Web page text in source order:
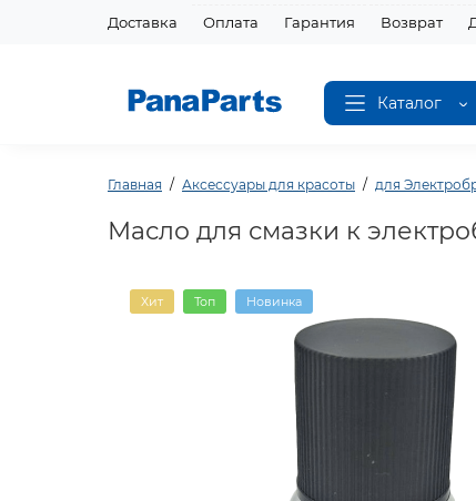
Доставка Оплата Гарантия Возврат
Каталог
Главная Аксессуары для красоты для
Масло для смазки к
Хит Топ Новинка